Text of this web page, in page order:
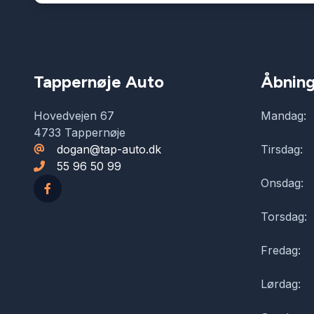
Tappernøje Auto
Hovedvejen 67
4733 Tappernøje
dogan@tap-auto.dk
55 96 50 99
Mandag:
Tirsdag:
Onsdag:
Torsdag:
Fredag:
Lørdag: